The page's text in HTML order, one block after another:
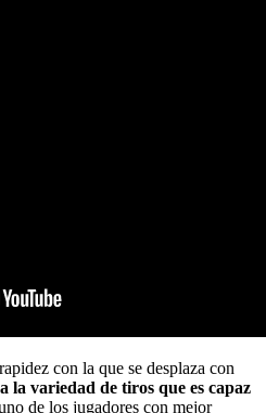
con la que se desplaza con
la variedad de tiros que es capaz
de los jugadores con mejor